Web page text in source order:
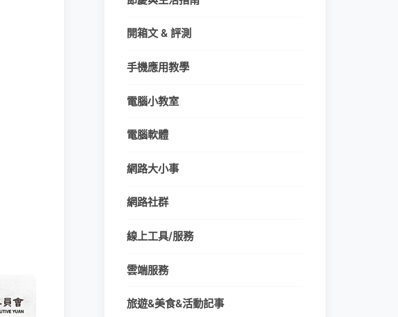
開箱文 & 評測
手機應用教學
電腦小教室
電腦軟體
網路大小事
網路社群
線上工具/服務
雲端服務
旅遊&美食&活動記事